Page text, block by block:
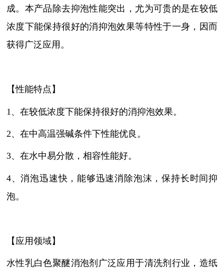
成。本产品除去抑泡性能突出，尤为可贵的是在较低
浓度下能保持很好的消抑泡效果等特性于一身，因而
获得广泛应用。
【性能特点】
1、在较低浓度下能保持很好的消抑泡效果。
2、在中高温强碱条件下性能优良。
3、在水中易分散，相容性能好。
4、消泡迅速快，能够迅速消除泡沫，保持长时间抑
泡。
【应用领域】
水性乳白色聚醚消泡剂广泛应用于清洗剂行业，造纸